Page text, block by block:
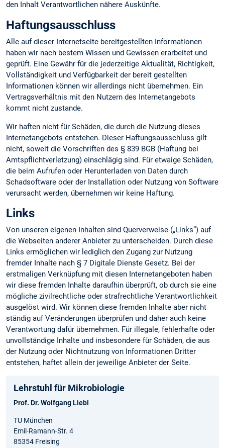
den Inhalt Verantwortlichen nähere Auskünfte.
Haftungsausschluss
Alle auf dieser Internetseite bereitgestellten Informationen
haben wir nach bestem Wissen und Gewissen erarbeitet und
geprüft. Eine Gewähr für die jederzeitige Aktualität, Richtigkeit,
Vollständigkeit und Verfügbarkeit der bereit gestellten
Informationen können wir allerdings nicht übernehmen. Ein
Vertragsverhältnis mit den Nutzern des Internetangebots
kommt nicht zustande.
Wir haften nicht für Schäden, die durch die Nutzung dieses
Internetangebots entstehen. Dieser Haftungsausschluss gilt
nicht, soweit die Vorschriften des § 839 BGB (Haftung bei
Amtspflichtverletzung) einschlägig sind. Für etwaige Schäden,
die beim Aufrufen oder Herunterladen von Daten durch
Schadsoftware oder der Installation oder Nutzung von Software
verursacht werden, übernehmen wir keine Haftung.
Links
Von unseren eigenen Inhalten sind Querverweise („Links“) auf
die Webseiten anderer Anbieter zu unterscheiden. Durch diese
Links ermöglichen wir lediglich den Zugang zur Nutzung
fremder Inhalte nach § 7 Digitale Dienste Gesetz. Bei der
erstmaligen Verknüpfung mit diesen Internetangeboten haben
wir diese fremden Inhalte daraufhin überprüft, ob durch sie eine
mögliche zivilrechtliche oder strafrechtliche Verantwortlichkeit
ausgelöst wird. Wir können diese fremden Inhalte aber nicht
ständig auf Veränderungen überprüfen und daher auch keine
Verantwortung dafür übernehmen. Für illegale, fehlerhafte oder
unvollständige Inhalte und insbesondere für Schäden, die aus
der Nutzung oder Nichtnutzung von Informationen Dritter
entstehen, haftet allein der jeweilige Anbieter der Seite.
Lehrstuhl für Mikrobiologie
Prof. Dr. Wolfgang Liebl
TU München
Emil-Ramann-Str. 4
85354 Freising